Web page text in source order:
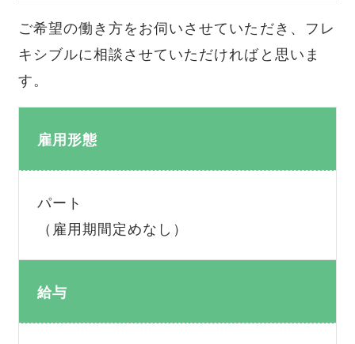
ご希望の働き方をお伺いさせていただき、フレ
キシブルに相談させていただければと思いま
す。
雇用形態
パート
（雇用期間定めなし）
給与